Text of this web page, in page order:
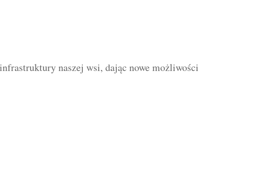
naszej wsi, dając nowe możliwości